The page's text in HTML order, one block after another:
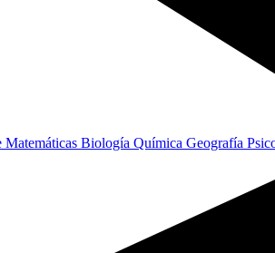
Matemáticas Biología Química Geografía